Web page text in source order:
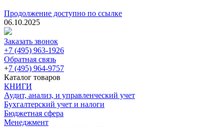
Продолжение доступно по ссылке
06.10.2025
Заказать звонок
+7 (495) 963-1926
Обратная связь
+7 (495) 964-9757
Каталог товаров
КНИГИ
Аудит, анализ, и управленческий учет
Бухгалтерский учет и налоги
Бюджетная сфера
Менеджмент